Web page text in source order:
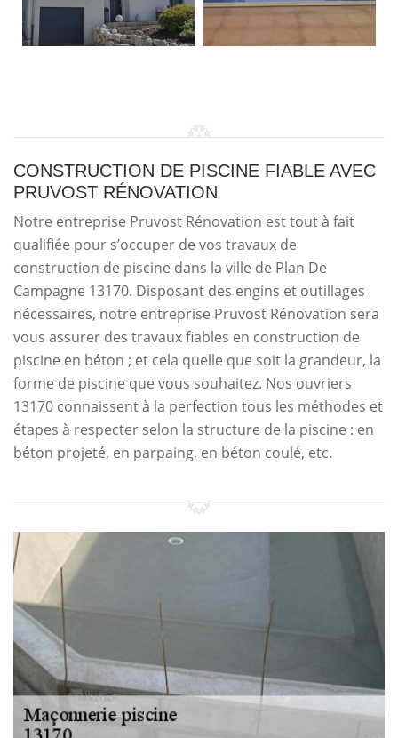
CONSTRUCTION DE PISCINE FIABLE AVEC
PRUVOST RÉNOVATION
Notre entreprise Pruvost Rénovation est tout à fait
qualifiée pour s’occuper de vos travaux de
construction de piscine dans la ville de Plan De
Campagne 13170. Disposant des engins et outillages
nécessaires, notre entreprise Pruvost Rénovation sera
vous assurer des travaux fiables en construction de
piscine en béton ; et cela quelle que soit la grandeur, la
forme de piscine que vous souhaitez. Nos ouvriers
13170 connaissent à la perfection tous les méthodes et
étapes à respecter selon la structure de la piscine : en
béton projeté, en parpaing, en béton coulé, etc.